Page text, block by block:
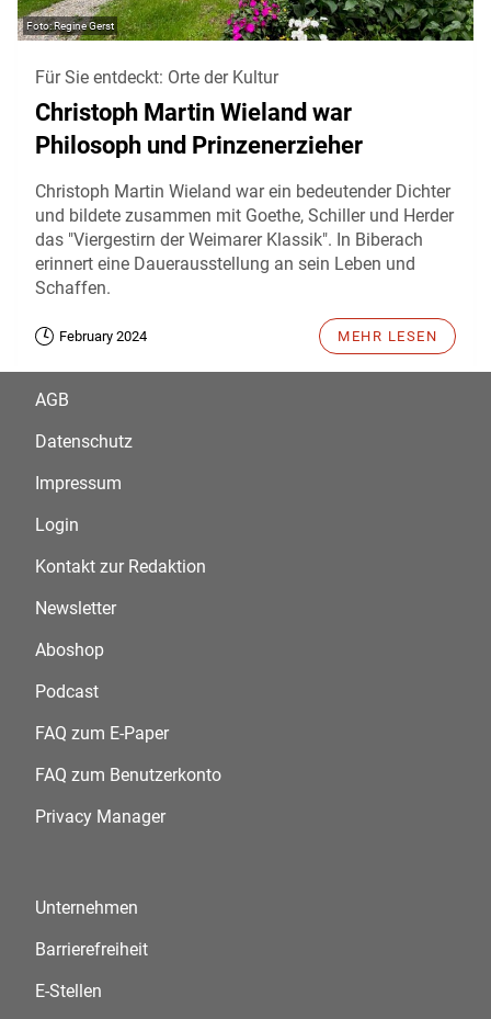
Regine Gerst
Für Sie entdeckt: Orte der Kultur
Christoph Martin Wieland war
Philosoph und Prinzenerzieher
Christoph Martin Wieland war ein bedeutender Dichter
und bildete zusammen mit Goethe, Schiller und Herder
das "Viergestirn der Weimarer Klassik". In Biberach
erinnert eine Dauerausstellung an sein Leben und
Schaffen.
February 2024 MEHR LESEN
AGB
Datenschutz
Impressum
Login
Kontakt zur Redaktion
Newsletter
Aboshop
Podcast
FAQ zum E-Paper
FAQ zum Benutzerkonto
Privacy Manager
Unternehmen
Barrierefreiheit
E-Stellen